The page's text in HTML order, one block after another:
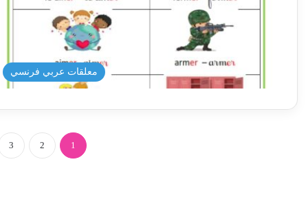
معلقات عربي فرنسي
1
2
3